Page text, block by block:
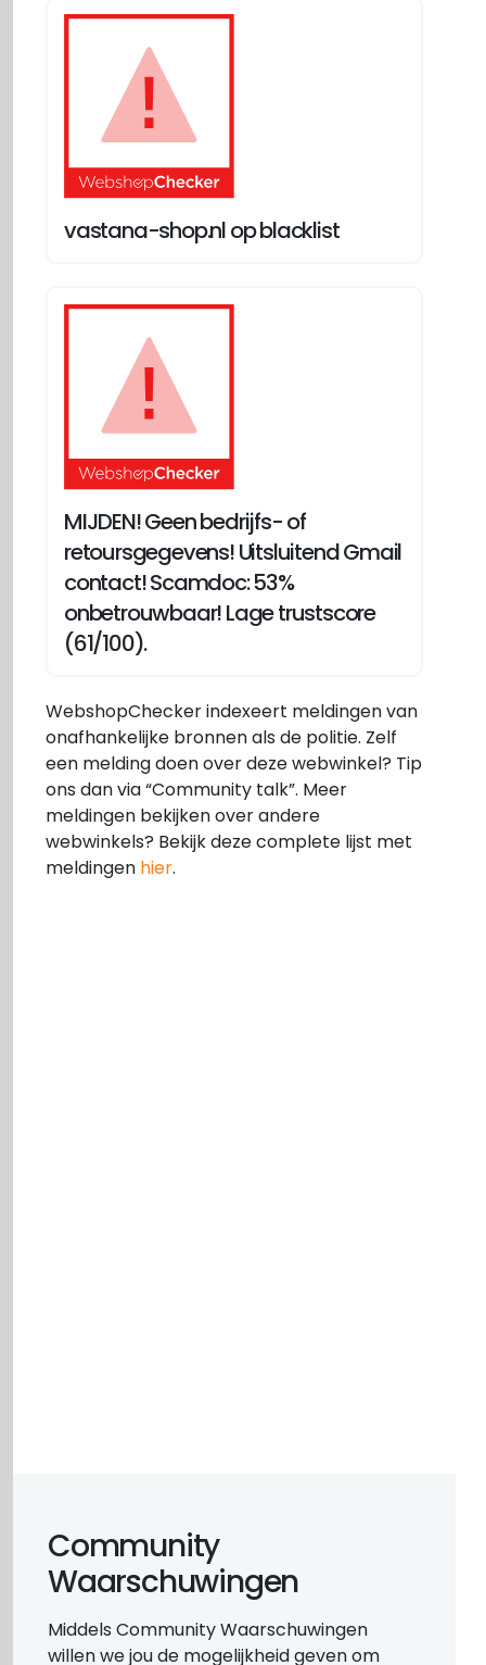
vastana-shop.nl op blacklist
MIJDEN! Geen bedrijfs- of
retoursgegevens! Uitsluitend Gmail
contact! Scamdoc: 53%
onbetrouwbaar! Lage trustscore
(61/100).
WebshopChecker indexeert meldingen van
onafhankelijke bronnen als de politie. Zelf
een melding doen over deze webwinkel? Tip
ons dan via “Community talk”. Meer
meldingen bekijken over andere
webwinkels? Bekijk deze complete lijst met
meldingen hier.
Community
Waarschuwingen
Middels Community Waarschuwingen
willen we jou de mogelijkheid geven om